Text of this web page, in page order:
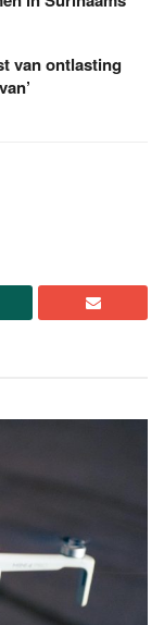
van ontlasting